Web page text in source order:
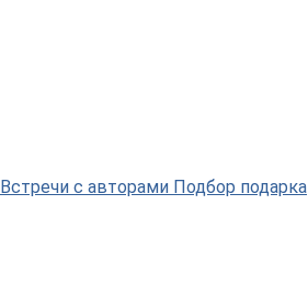
Встречи с авторами Подбор подарка